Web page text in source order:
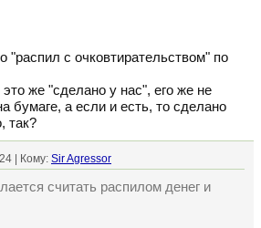
"распил с очковтирательством" по
же "сделано у нас", его же не
бумаге, а если и есть, то сделано
так?
| Кому: Sir Agressor
считать распилом денег и